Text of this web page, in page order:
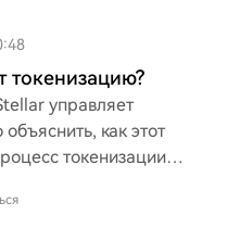
токенизацию?
управляет
как этот
токенизации